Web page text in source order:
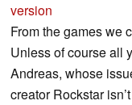
version
From the games we
Unless of course all
Andreas, whose
creator Rockstar